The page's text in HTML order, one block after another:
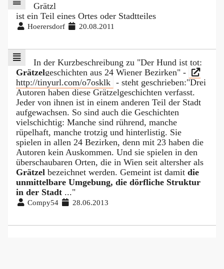
Grätzl
ist ein Teil eines Ortes oder Stadtteiles
Hoerersdorf 20.08.2011
In der Kurzbeschreibung zu "Der Hund ist tot:
Grätzelgeschichten aus 24 Wiener Bezirken" -
http://tinyurl.com/o7osklk - steht geschrieben:"Drei
Autoren haben diese Grätzelgeschichten verfasst.
Jeder von ihnen ist in einem anderen Teil der Stadt
aufgewachsen. So sind auch die Geschichten
vielschichtig: Manche sind rührend, manche
rüpelhaft, manche trotzig und hinterlistig. Sie
spielen in allen 24 Bezirken, denn mit 23 haben die
Autoren kein Auskommen. Und sie spielen in den
überschaubaren Orten, die in Wien seit altersher als
Grätzel bezeichnet werden. Gemeint ist damit die
unmittelbare Umgebung, die dörfliche Struktur
in der Stadt ..."
Compy54 28.06.2013